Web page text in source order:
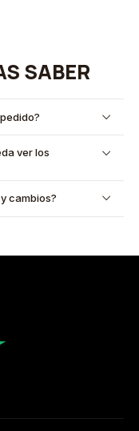
SABER
ver los
cambios?